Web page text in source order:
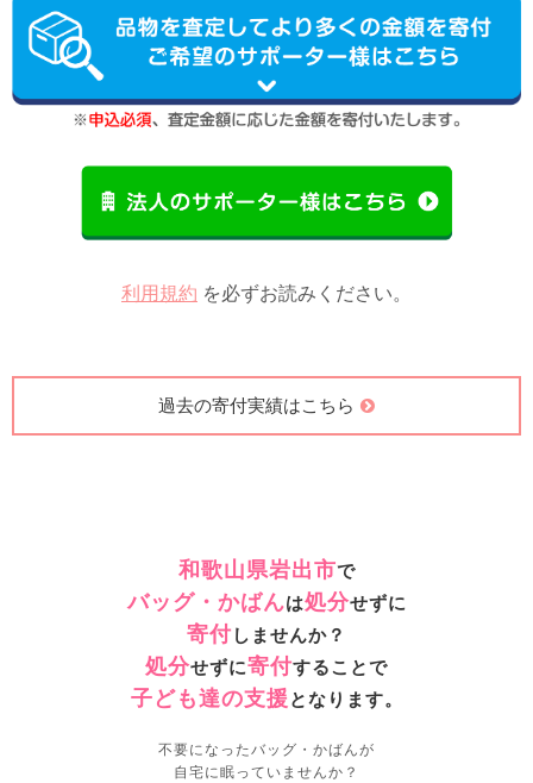
利用規約 を必ずお読みください。
過去の寄付実績はこちら
和歌山県岩出市で
バッグ・かばんは処分せずに
寄付しませんか？
処分せずに寄付することで
子ども達の支援 となります。
不要になったバッグ・かばんが
自宅に眠っていませんか？